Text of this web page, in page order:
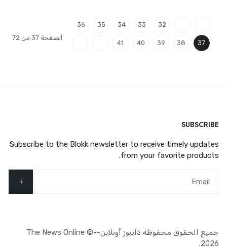
الصفحة 37 من 72
32
33
34
35
36
37
38
39
40
41
SUBSCRIBE
Subscribe to the Blokk newsletter to receive timely updates
from your favorite products.
جميع الحقوق محفوظة ذانيوز أونلاين--The News Online ©
2026.